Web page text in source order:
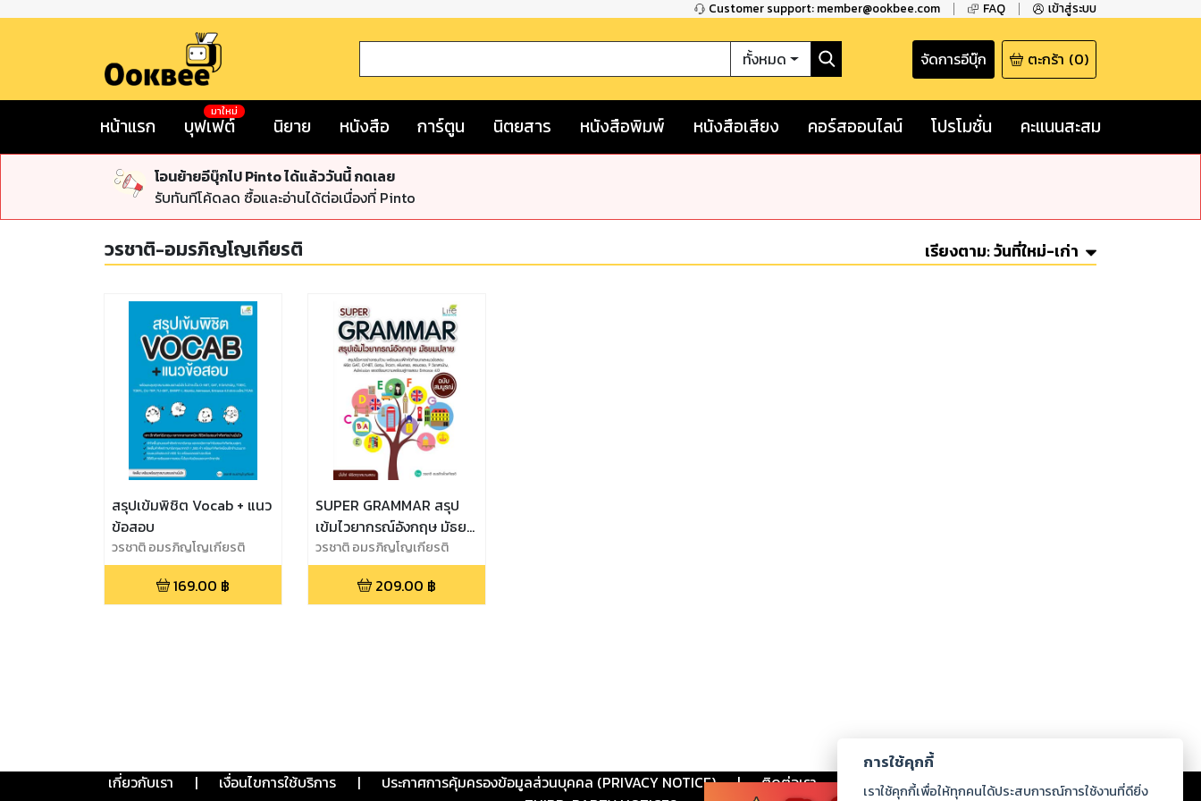
Customer support: member@ookbee.com FAQ เข้าสู่ระบบ
ทั้งหมด จัดการอีบุ๊ก ตะกร้า (0)
หน้าแรก บุฟเฟต์
มาใหม่
นิยาย หนังสือ การ์ตูน นิตยสาร หนังสือพิมพ์ หนังสือเสียง คอร์สออนไลน์ โปรโมชั่น คะแนนสะสม
โอนย้ายอีบุ๊กไป Pinto ได้แล้ววันนี้ กดเลย
รับทันทีโค้ดลด ซื้อและอ่านได้ต่อเนื่องที่ Pinto
วรชาติ-อมรภิญโญเกียรติ เรียงตาม:วันที่ใหม่-เก่า
สรุปเข้มพิชิต Vocab + แนว
ข้อสอบ
วรชาติ อมรภิญโญเกียรติ
169.00 ฿
SUPER GRAMMAR สรุป
เข้มไวยากรณ์อังกฤษ มัธยม
ปลาย
วรชาติ อมรภิญโญเกียรติ
209.00 ฿
เกี่ยวกับเรา | เงื่อนไขการใช้บริการ | ประกาศการคุ้มครองข้อมูลส่วนบุคคล (PRIVACY NOTICE) | ติดต่อเรา ร่วมงานกับเรา ดาวน์โหลด
การใช้คุกกี้
เราใช้คุกกี้เพื่อให้ทุกคนได้ประสบการณ์การใช้งานที่ดียิ่ง